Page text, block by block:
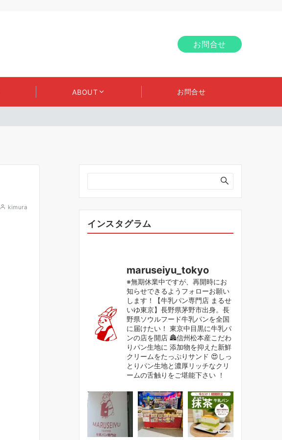
お問合せ
ABOUT お問合せ
kimura
インスタグラム
maruseiyu_tokyo
※無期休業中ですが、再開時にお
知らせできるようフォローお願い
します！【牛乳パン専門店 まるせ
いゆ東京】長野県茅野市出身。長
野県ソウルフード牛乳パンを全国
に届けたい！ 東京中目黒に牛乳パ
ンの店を開店 🏯信州松本産こだわ
りパン生地に 添加物を抑えた新鮮
クリームをたっぷりサンド 😍しっ
とりパン生地と濃厚リッチなクリ
ームの舌触りをご堪能下さい ！